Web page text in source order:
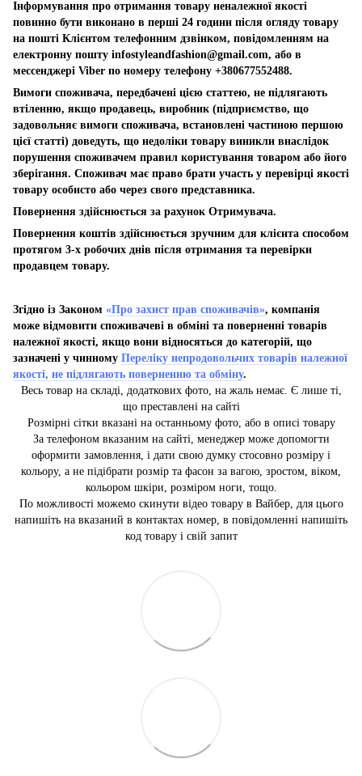
Інформування про отримання товару неналежної якості
повинно бути виконано в перші 24 години після огляду товару
на пошті Клієнтом телефонним дзвінком, повідомленням на
електронну пошту infostyleandfashion@gmail.com, або в
мессенджері Viber по номеру телефону +380677552488.
Вимоги споживача, передбачені цією статтею, не підлягають
втіленню, якщо продавець, виробник (підприємство, що
задовольняє вимоги споживача, встановлені частиною першою
цієї статті) доведуть, що недоліки товару виникли внаслідок
порушення споживачем правил користування товаром або його
зберігання. Споживач має право брати участь у перевірці якості
товару особисто або через свого представника.
Повернення здійснюється за рахунок Отримувача.
Повернення коштів здійснюється зручним для клієнта способом
протягом 3-х робочих днів після отримання та перевірки
продавцем товару.
Згідно із Законом «Про захист прав споживачів», компанія
може відмовити споживачеві в обміні та поверненні товарів
належної якості, якщо вони відносяться до категорій, що
зазначені у чинному Переліку непродовольчих товарів належної
якості, не підлягають поверненню та обміну.
Весь товар на складі, додаткових фото, на жаль немає. Є лише ті,
що преставлені на сайті
Розмірні сітки вказані на останньому фото, або в описі товару
За телефоном вказаним на сайті, менеджер може допомогти
оформити замовлення, і дати свою думку стосовно розміру і
кольору, а не підібрати розмір та фасон за вагою, зростом, віком,
кольором шкіри, розміром ноги, тощо.
По можливості можемо скинути відео товару в Вайбер, для цього
напишіть на вказаний в контактах номер, в повідомленні напишіть
код товару і свій запит